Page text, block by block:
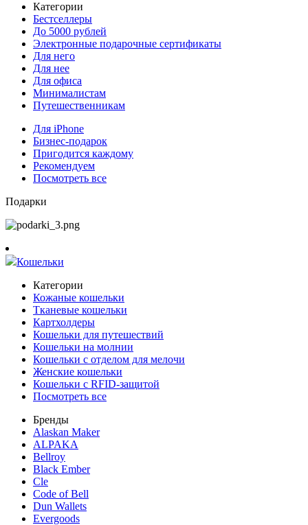
Категории
Бестселлеры
До 5000 рублей
Электронные подарочные сертификаты
Для него
Для нее
Для офиса
Минималистам
Путешественникам
Для iPhone
Бизнес-подарок
Пригодится каждому
Рекомендуем
Посмотреть все
Подарки
Кошельки
Категории
Кожаные кошельки
Тканевые кошельки
Картхолдеры
Кошельки для путешествий
Кошельки на молнии
Кошельки с отделом для мелочи
Женские кошельки
Кошельки с RFID-защитой
Посмотреть все
Бренды
Alaskan Maker
ALPAKA
Bellroy
Black Ember
Cle
Code of Bell
Dun Wallets
Evergoods